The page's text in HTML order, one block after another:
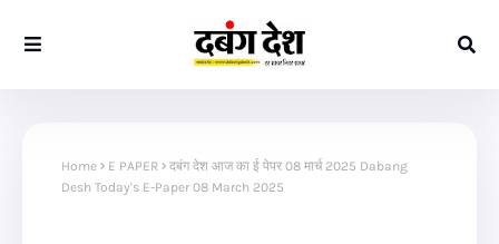
Home E PAPER
दबंग देश आज का ई पेपर 08 मार्च 2025 Dabang
Desh Today's E-Paper 08 March 2025